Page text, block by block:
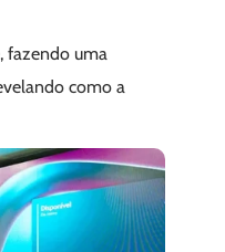
fazendo uma
como a